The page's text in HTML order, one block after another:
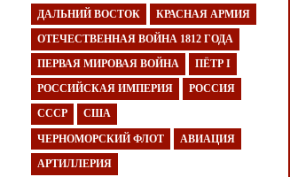
ДАЛЬНИЙ ВОСТОК КРАСНАЯ АРМИЯ
ОТЕЧЕСТВЕННАЯ ВОЙНА 1812 ГОДА
ПЕРВАЯ МИРОВАЯ ВОЙНА ПЁТР I
РОССИЙСКАЯ ИМПЕРИЯ РОССИЯ
СССР США
ЧЕРНОМОРСКИЙ ФЛОТ АВИАЦИЯ
АРТИЛЛЕРИЯ